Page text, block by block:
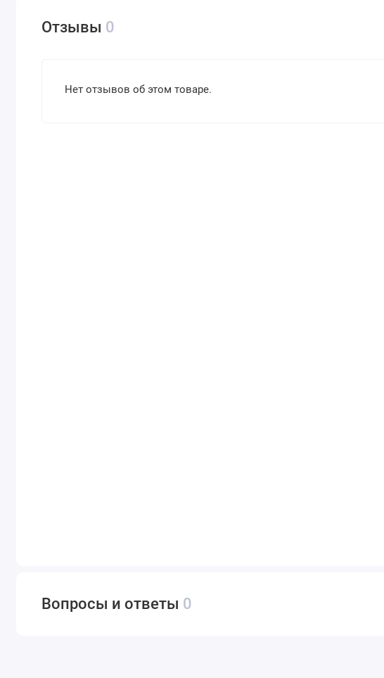
Отзывы 0
Нет отзывов об этом товаре.
Вопросы и ответы 0